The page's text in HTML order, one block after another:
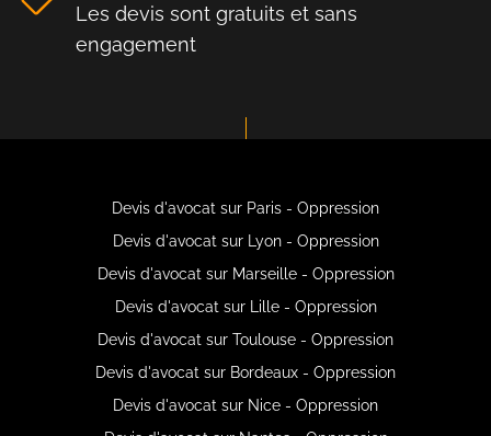
Les devis sont gratuits et sans
engagement
Devis d'avocat sur Paris - Oppression
Devis d'avocat sur Lyon - Oppression
Devis d'avocat sur Marseille - Oppression
Devis d'avocat sur Lille - Oppression
Devis d'avocat sur Toulouse - Oppression
Devis d'avocat sur Bordeaux - Oppression
Devis d'avocat sur Nice - Oppression